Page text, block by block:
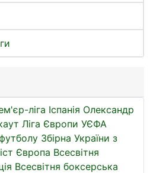
ліга Іспанія Олександр
Ліга Європи УЄФА
Збірна України з
Європа Всесвітня
Всесвітня боксерська